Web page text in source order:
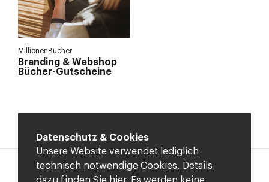
MillionenBücher
Branding & Webshop
Bücher-Gutscheine
Datenschutz & Cookies
Unsere Website verwendet lediglich
technisch notwendige Cookies, Details